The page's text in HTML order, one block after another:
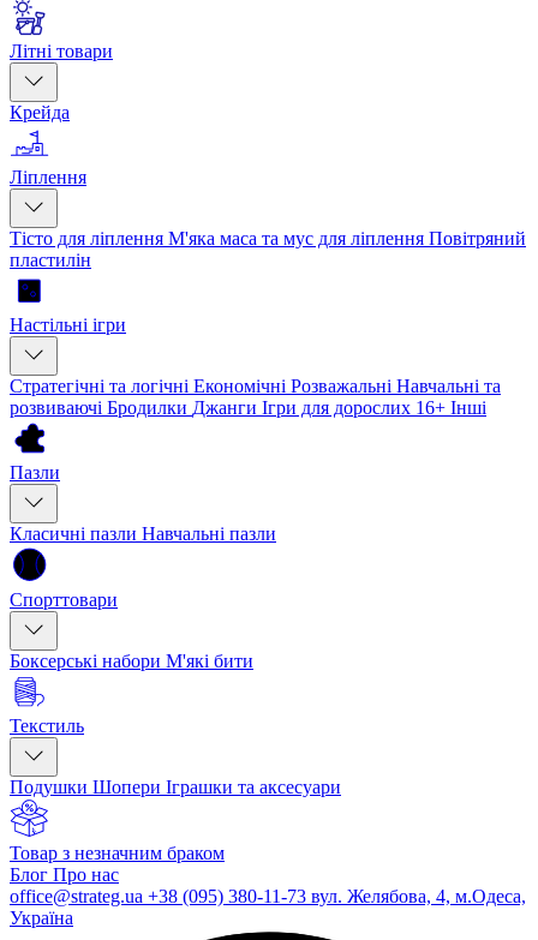
Літні товари
Крейда
Ліплення
Тісто для ліплення М'яка маса та мус для ліплення Повітряний
пластилін
Настільні ігри
Стратегічні та логічні Економічні Розважальні Навчальні та
розвиваючі Бродилки Джанги Ігри для дорослих 16+ Інші
Пазли
Класичні пазли Навчальні пазли
Спорттовари
Боксерські набори М'які бити
Текстиль
Подушки Шопери Іграшки та аксесуари
Товар з незначним браком
Блог Про нас
office@strateg.ua +38 (095) 380-11-73 вул. Желябова, 4, м.Одеса,
Україна